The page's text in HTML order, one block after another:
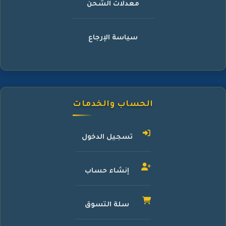
معدلات الشحن
سياسة الإرجاع
الحساب والخدمات
تسجيل الدخول
إنشاء حساب
سلة التسوق